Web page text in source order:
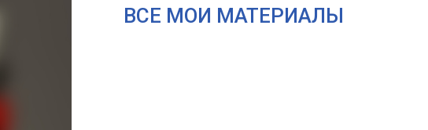
ВСЕ МОИ МАТЕРИАЛЫ